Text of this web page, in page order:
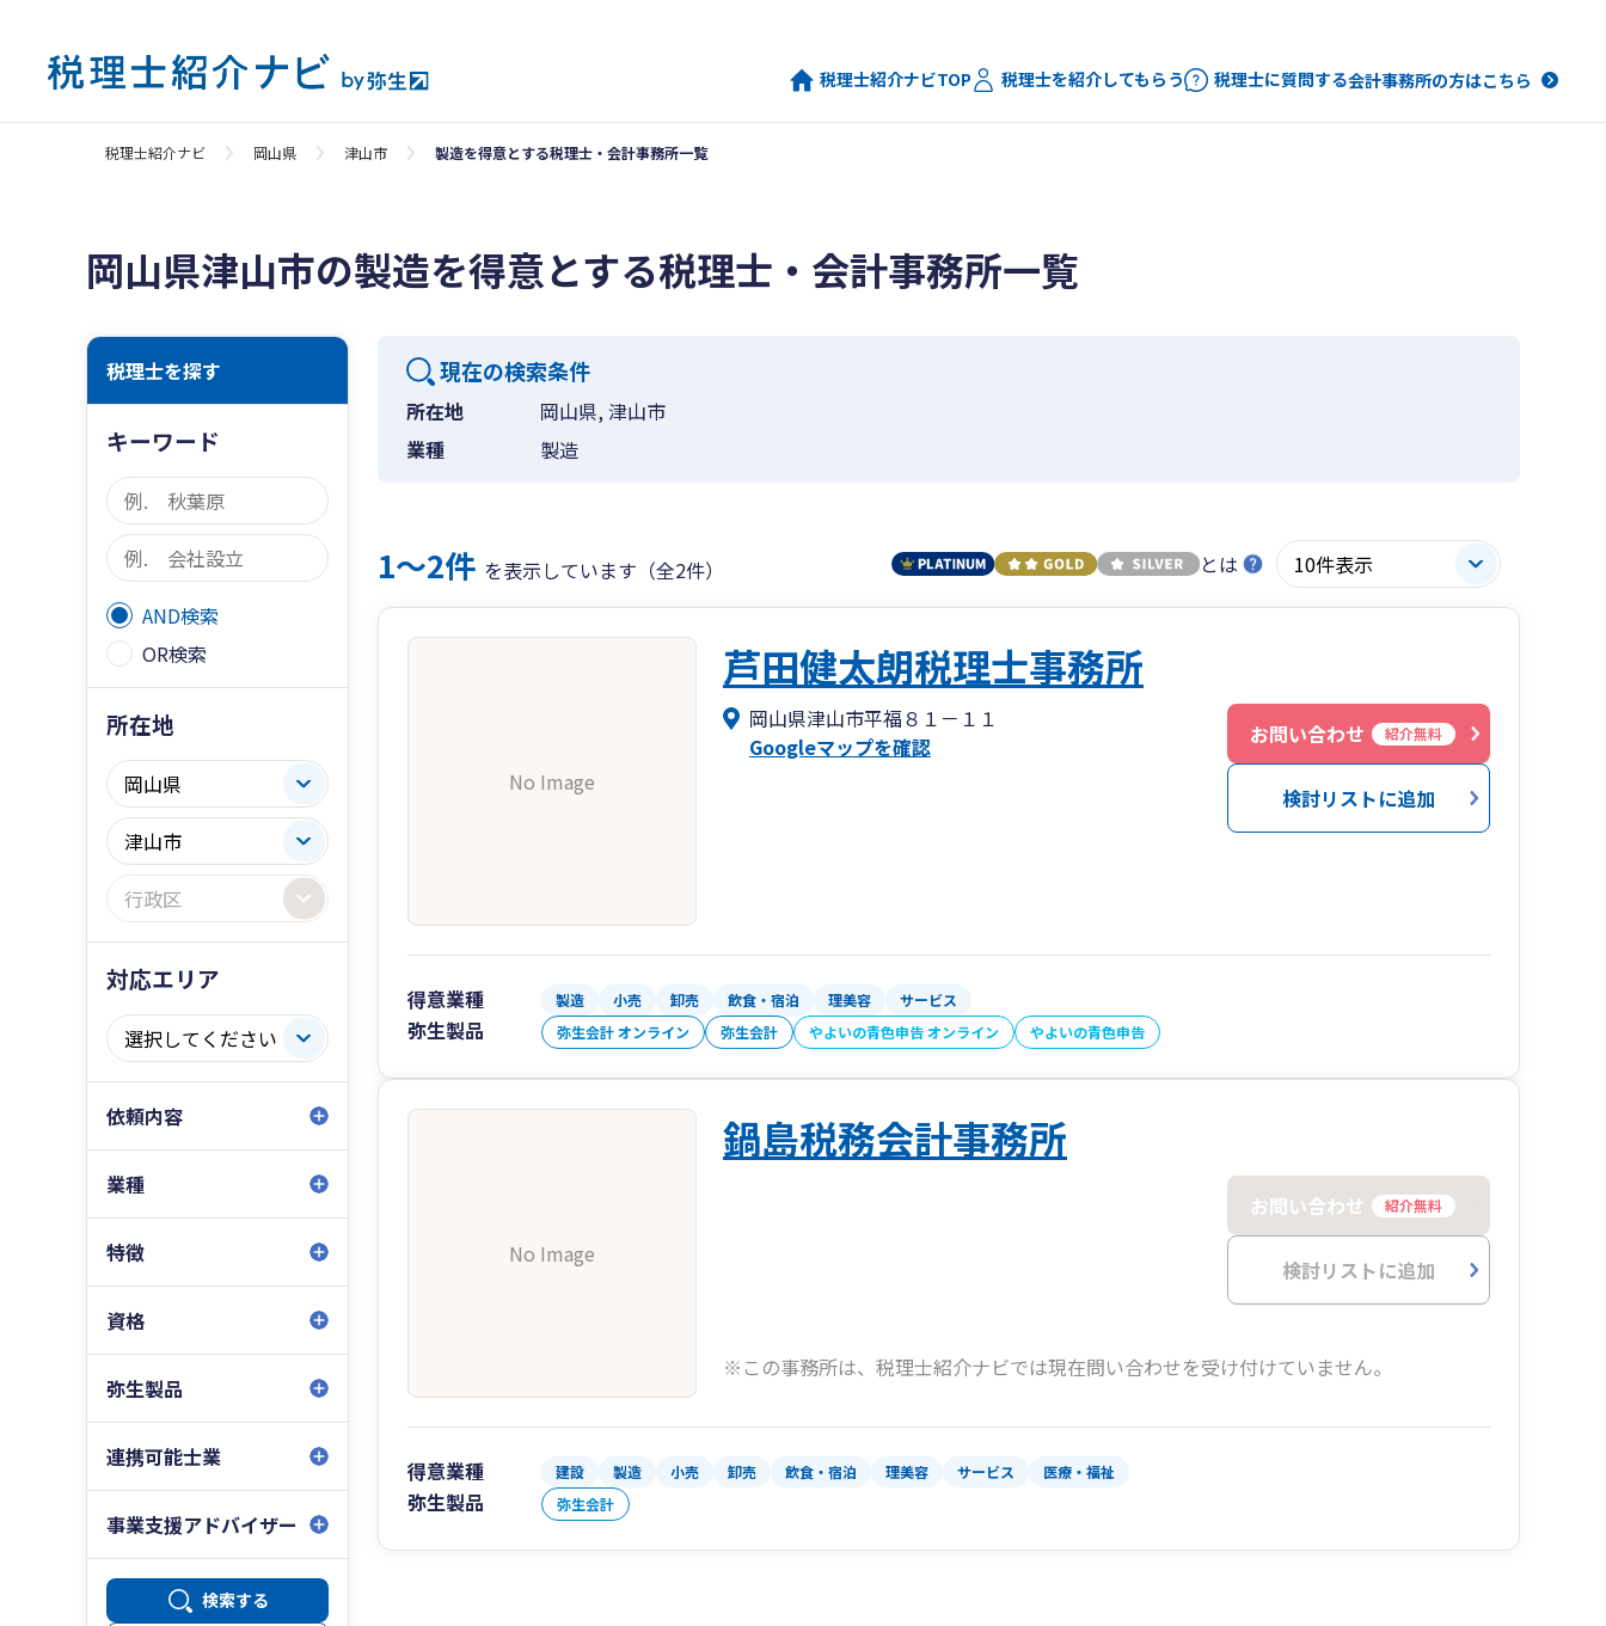
税理士紹介ナビTOP 税理士を紹介してもらう 税理士に質問する会計事務所の方はこちら
税理士紹介ナビ 岡山県 津山市 製造を得意とする税理士・会計事務所一覧
岡山県津山市の製造を得意とする税理士・会計事務所一覧
税理士を探す
キーワード
AND検索
OR検索
所在地
対応エリア
依頼内容
業種
特徴
資格
弥生製品
連携可能士業
事業支援アドバイザー
検索する
現在の検索条件
所在地
岡山県, 津山市
業種
製造
1〜2件 を表示しています（全2件） とは
No Image
芦田健太朗税理士事務所
岡山県津山市平福８１－１１
Googleマップを確認
お問い合わせ 紹介無料
検討リストに追加
得意業種 製造 小売 卸売 飲食・宿泊 理美容 サービス
弥生製品 弥生会計 オンライン 弥生会計 やよいの青色申告 オンライン やよいの青色申告
No Image
鍋島税務会計事務所
お問い合わせ 紹介無料
検討リストに追加
※この事務所は、税理士紹介ナビでは現在問い合わせを受け付けていません。
得意業種 建設 製造 小売 卸売 飲食・宿泊 理美容 サービス 医療・福祉
弥生製品 弥生会計